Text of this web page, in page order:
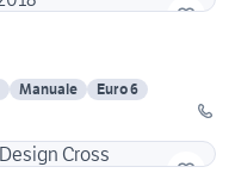
Manuale
Euro 6